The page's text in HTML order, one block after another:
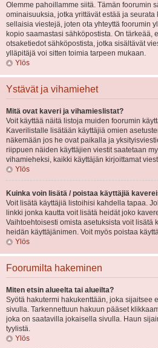
Olemme pahoillamme siitä. Tämän foorumin
ominaisuuksia, jotka yrittävät estää ja seurata
sellaisia viestejä, joten ota yhteyttä foorumin
kopio saamastasi sähköpostista. On tärkeää,
otsaketiedot sähköpostista, jotka sisältävät
ylläpitäjä voi sitten toimia tarpeen mukaan.
Ylös
Ystävät ja vihamiehet
Mitä ovat kaveri ja vihamieslistat?
Voit käyttää näitä listoja muiden foorumin
Kaverilistalle lisätään käyttäjiä omien
näkemään jos he ovat paikalla ja
riippuen näiden käyttäjien viestit saatetaan
vihamieheksi, kaikki käyttäjän kirjoittamat
Ylös
Kuinka voin lisätä / poistaa käyttäjiä
Voit lisätä käyttäjiä listoihisi kahdella tapaa.
linkki jonka kautta voit lisätä heidät joko
Vaihtoehtoisesti omista asetuksista voit lisätä
heidän käyttäjänimen. Voit myös poistaa
Ylös
Foorumilta hakeminen
Miten etsin alueelta tai alueilta?
Syötä hakutermi hakukenttään, joka sijaitsee
sivulla. Tarkennettuun hakuun pääset
joka on saatavilla jokaisella sivulla. Haun
tyylistä.
Ylös